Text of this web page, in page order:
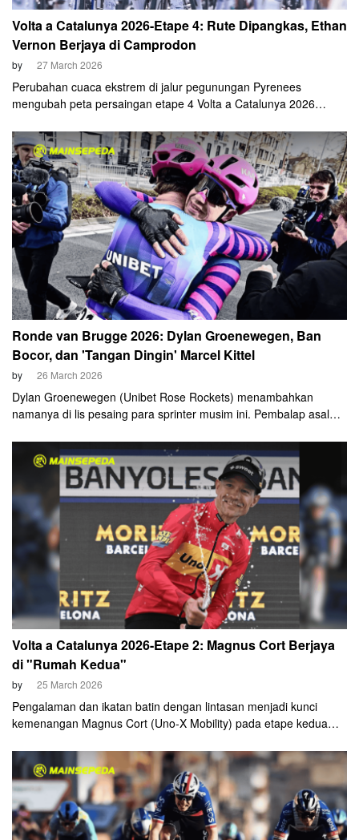
Volta a Catalunya 2026-Etape 4: Rute Dipangkas, Ethan
Vernon Berjaya di Camprodon
by 27 March 2026
Perubahan cuaca ekstrem di jalur pegunungan Pyrenees
mengubah peta persaingan etape 4 Volta a Catalunya 2026
climber, justru kembali menjadi arena bagi spesialis sprinter.
Etape ini akhirnya dimenangi pembalap NSN Cycling Team, Ethan
Vernon, usai adu kecepatan yang ketat di Camprodon pada
Kamis, 26 Maret 2026.
​Ronde van Brugge 2026: Dylan Groenewegen, Ban
Bocor, dan 'Tangan Dingin' Marcel Kittel
by 26 March 2026
Dylan Groenewegen (Unibet Rose Rockets) menambahkan
namanya di lis pesaing para sprinter musim ini. Pembalap asal
satu pekan terakhir, termasuk memenangi Ronde van Brugge
pada Rabu, 25 Maret 2026.
Volta a Catalunya 2026-Etape 2: Magnus Cort Berjaya
di "Rumah Kedua"
by 25 March 2026
Pengalaman dan ikatan batin dengan lintasan menjadi kunci
kemenangan Magnus Cort (Uno-X Mobility) pada etape kedua
perhitungan sprint yang presisi di Banyoles, pebalap asal
Denmark tersebut sukses meredam ambisi pebalap muda Noa
Isidore (Decathlon-AG2R La Mondiale) dalam pertarungan final
yang dramatis.